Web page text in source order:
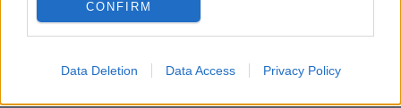
CONFIRM
Data Deletion Data Access Privacy Policy
τέλειωσες είπα μα με πρόδωσε η καρδιά
Ακούστε στο Spotify